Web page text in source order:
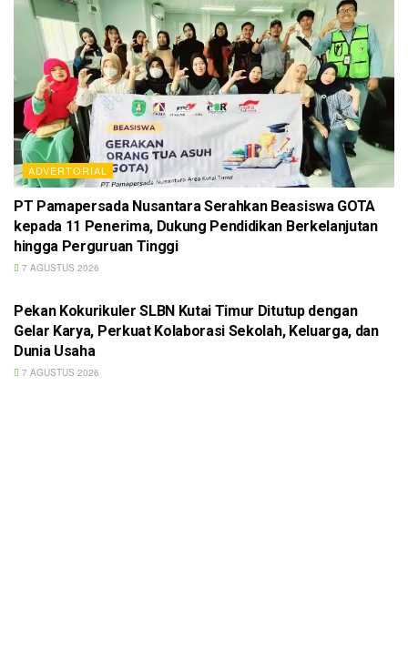
ADVERTORIAL
PT Pamapersada Nusantara Serahkan Beasiswa GOTA
kepada 11 Penerima, Dukung Pendidikan Berkelanjutan
hingga Perguruan Tinggi
7 AGUSTUS 2026
ADVERTORIAL
Pekan Kokurikuler SLBN Kutai Timur Ditutup dengan
Gelar Karya, Perkuat Kolaborasi Sekolah, Keluarga, dan
Dunia Usaha
7 AGUSTUS 2026